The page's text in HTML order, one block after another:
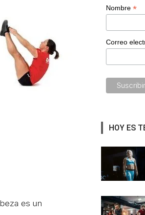
es un
Nombre *
Correo
HOY ES